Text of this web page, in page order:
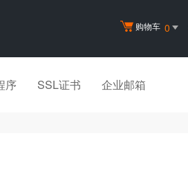
购物车 0
序 SSL证书 企业邮箱